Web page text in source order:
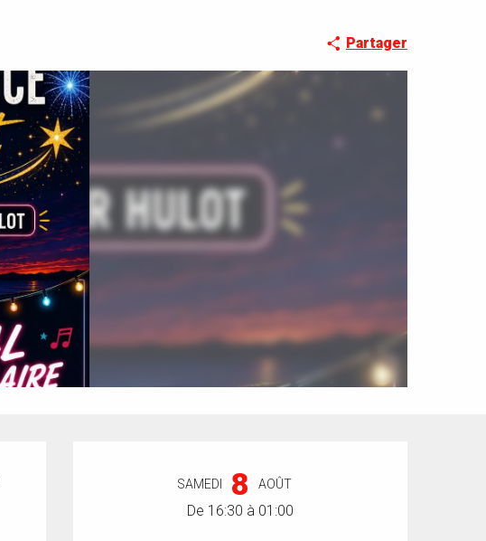
Partager
SAMEDI 8 AOÛT
De 16:30 à 01:00